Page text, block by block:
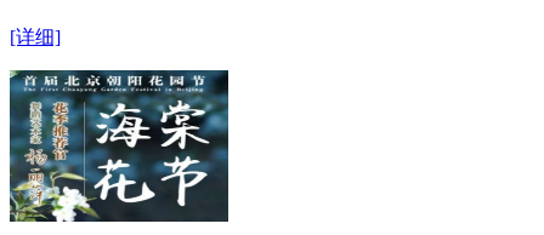
[详细]